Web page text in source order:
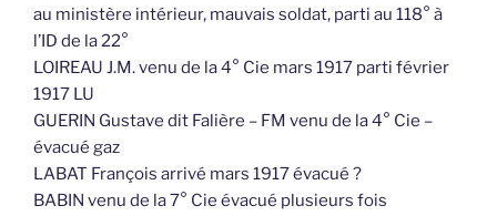
au ministère intérieur, mauvais soldat, parti au 118° à
l’ID de la 22°
LOIREAU J.M. venu de la 4° Cie mars 1917 parti février
1917 LU
GUERIN Gustave dit Falière – FM venu de la 4° Cie –
évacué gaz
LABAT François arrivé mars 1917 évacué ?
BABIN venu de la 7° Cie évacué plusieurs fois